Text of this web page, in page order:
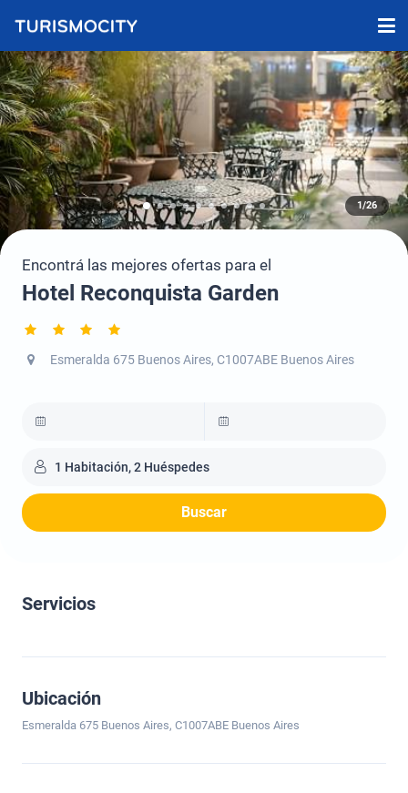
1/26
Encontrá las mejores ofertas para el
Hotel Reconquista Garden
Esmeralda 675 Buenos Aires, C1007ABE Buenos Aires
1 Habitación, 2 Huéspedes
Buscar
Servicios
Ubicación
Esmeralda 675 Buenos Aires, C1007ABE Buenos Aires